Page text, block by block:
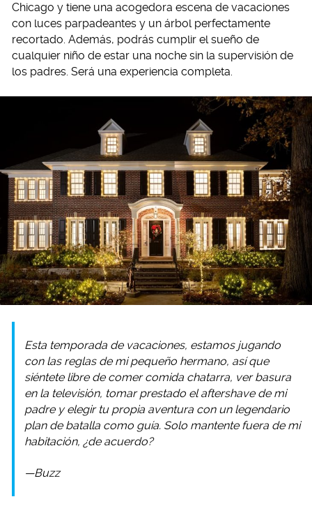
Chicago y tiene una acogedora escena de vacaciones
con luces parpadeantes y un árbol perfectamente
recortado. Además, podrás cumplir el sueño de
cualquier niño de estar una noche sin la supervisión de
los padres. Será una experiencia completa.
Esta temporada de vacaciones, estamos jugando
con las reglas de mi pequeño hermano, así que
siéntete libre de comer comida chatarra, ver basura
en la televisión, tomar prestado el aftershave de mi
padre y elegir tu propia aventura con un legendario
plan de batalla como guía. Solo mantente fuera de mi
habitación, ¿de acuerdo?
—Buzz